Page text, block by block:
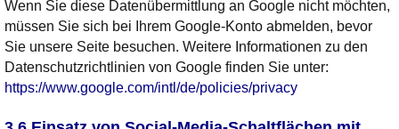
Wenn Sie diese Datenübermittlung an Google nicht möchten,
müssen Sie sich bei Ihrem Google-Konto abmelden, bevor
Sie unsere Seite besuchen. Weitere Informationen zu den
Datenschutzrichtlinien von Google finden Sie unter:
https://www.google.com/intl/de/policies/privacy